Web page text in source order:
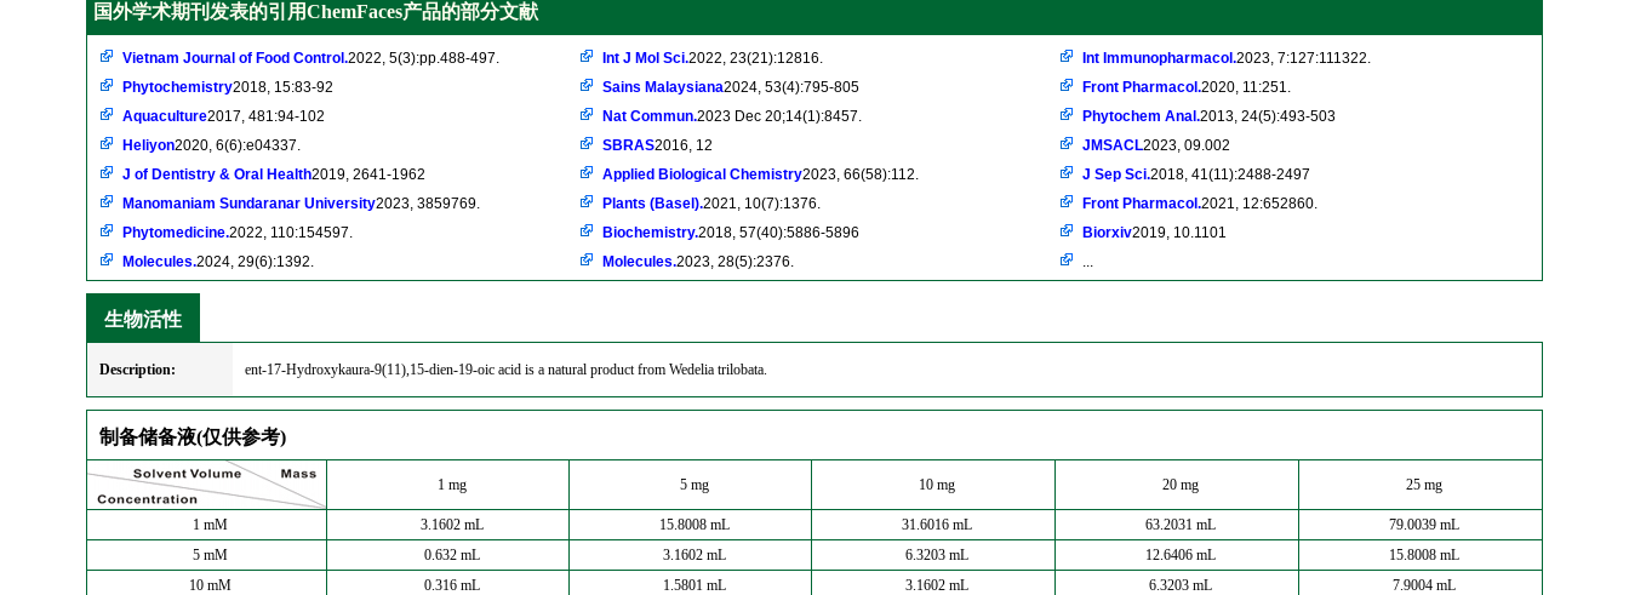
国外学术期刊发表的引用ChemFaces产品的部分文献
Vietnam Journal of Food Control.2022, 5(3):pp.488-497.
Phytochemistry2018, 15:83-92
Aquaculture2017, 481:94-102
Heliyon2020, 6(6):e04337.
J of Dentistry & Oral Health2019, 2641-1962
Manomaniam Sundaranar University2023, 3859769.
Phytomedicine.2022, 110:154597.
Molecules.2024, 29(6):1392.
Int J Mol Sci.2022, 23(21):12816.
Sains Malaysiana2024, 53(4):795-805
Nat Commun.2023 Dec 20;14(1):8457.
SBRAS2016, 12
Applied Biological Chemistry2023, 66(58):112.
Plants (Basel).2021, 10(7):1376.
Biochemistry.2018, 57(40):5886-5896
Molecules.2023, 28(5):2376.
Int Immunopharmacol.2023, 7:127:111322.
Front Pharmacol.2020, 11:251.
Phytochem Anal.2013, 24(5):493-503
JMSACL2023, 09.002
J Sep Sci.2018, 41(11):2488-2497
Front Pharmacol.2021, 12:652860.
Biorxiv2019, 10.1101
...
生物活性
Description: ent-17-Hydroxykaura-9(11),15-dien-19-oic acid is a natural product from Wedelia trilobata.
制备储备液(仅供参考)
1 mg 5 mg 10 mg 20 mg 25 mg
1 mM 3.1602 mL 15.8008 mL 31.6016 mL 63.2031 mL
79.0039 mL
5 mM
0.632 mL 3.1602 mL 6.3203 mL 12.6406 mL
15.8008 mL
10 mM
0.316 mL 1.5801 mL 3.1602 mL 6.3203 mL
7.9004 mL